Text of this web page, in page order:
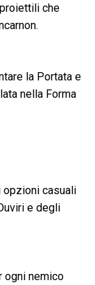
che
la Portata e
nella Forma
opzioni casuali
e degli
ogni nemico